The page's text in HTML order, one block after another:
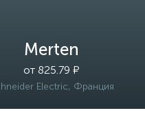
Merten
от 825.79 ₽
Electric, Франция